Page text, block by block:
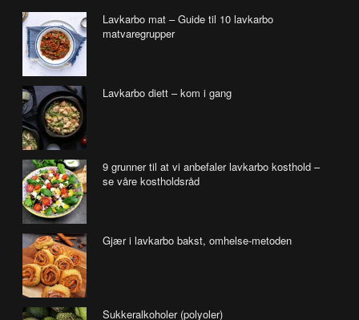
Lavkarbo mat – Guide til 10 lavkarbo
matvaregrupper
Lavkarbo diett – kom i gang
9 grunner til at vi anbefaler lavkarbo kosthold –
se våre kostholdsråd
Gjær i lavkarbo bakst, omhelse-metoden
Sukkeralkoholer (polyoler)